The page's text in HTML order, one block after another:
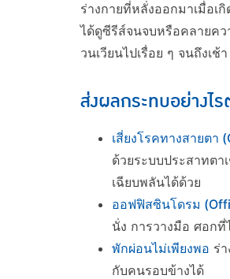
ร่างกายที่หลั่งออกมาเมื่อเ
ได้ดูซีรีส์จนจบหรือคลายคว
วนเวียนไปเรื่อย ๆ จนถึงเ
ส่งผลกระทบอย่างไ
เสี่ยงโรคทางสายตา
ด้วยระบบประสาทต
เฉียบพลันได้ด้วย
ออฟฟิสซินโดรม
นั่ง การวางมือ ศอก
พักผ่อนไม่เพียงพอ ร่
กับคนรอบข้างได้